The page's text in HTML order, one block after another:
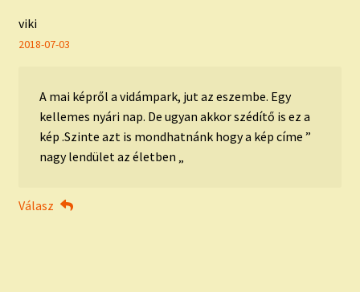
viki
2018-07-03
A mai képről a vidámpark, jut az eszembe. Egy
kellemes nyári nap. De ugyan akkor szédítő is ez a
kép .Szinte azt is mondhatnánk hogy a kép címe ”
nagy lendület az életben „
Válasz